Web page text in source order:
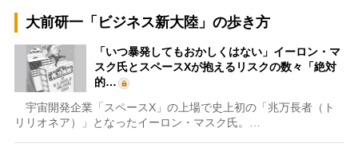
大前研一「ビジネス新大陸」の歩き方
「いつ暴発してもおかしくはない」イーロン・マ
スク氏とスペースXが抱えるリスクの数々「絶対
的…
宇宙開発企業「スペースX」の上場で史上初の「兆万長者（ト
リリオネア）」となったイーロン・マスク氏。…